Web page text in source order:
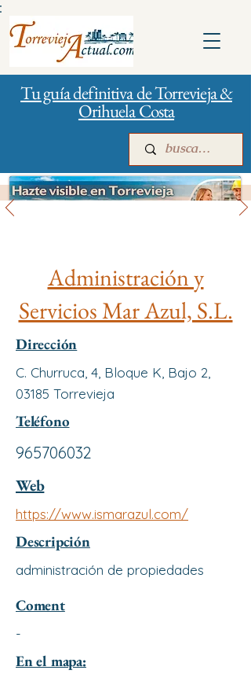
Tu guía definitiva de Torrevieja &
Orihuela Costa
Administración y
Servicios Mar Azul, S.L.
Dirección
C. Churruca, 4, Bloque K, Bajo 2,
03185 Torrevieja
Teléfono
965706032
Web
https://www.ismarazul.com/
Descripción
administración de propiedades
Coment
-
En el mapa: